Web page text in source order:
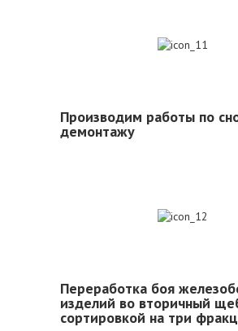
Производим работы по
демонтажу
Переработка боя
изделий во вторичный
сортировкой на три